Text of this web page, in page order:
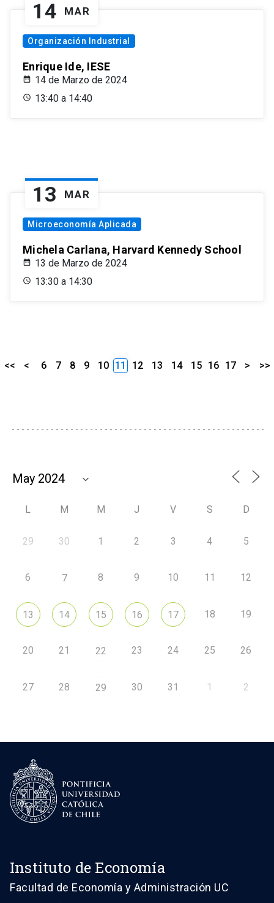
14 MAR
Organización Industrial
Enrique Ide, IESE
14 de Marzo de 2024
13:40 a 14:40
13 MAR
Microeconomía Aplicada
Michela Carlana, Harvard Kennedy School
13 de Marzo de 2024
13:30 a 14:30
<< < 6 7 8 9 10 11 12 13 14 15 16 17 > >>
L M M J V S D
29 30 1 2 3 4 5
6 7 8 9 10 11 12
13 14 15 16 17 18 19
20 21 22 23 24 25 26
27 28 29 30 31 1 2
Instituto de Economía
Facultad de Economía y Administración UC